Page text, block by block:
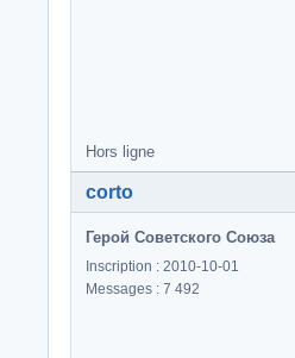
Hors ligne
corto
Герой Советского Союза
Inscription : 2010-10-01
Messages : 7 492